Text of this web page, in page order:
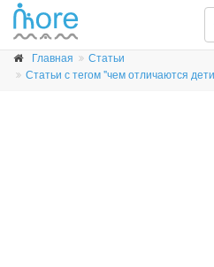
Главная
Статьи
Статьи с тегом "чем отличаются